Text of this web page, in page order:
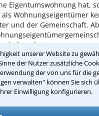
unserer Website zu
der Nutzer zusätzliche
der von uns für die
verwalten" können Sie sich
Einwilligung konfigurieren.
Eigentumswohnung hat,
als Wohnungseigentümer
und der Gemeinschaft.
niedergelegt ...